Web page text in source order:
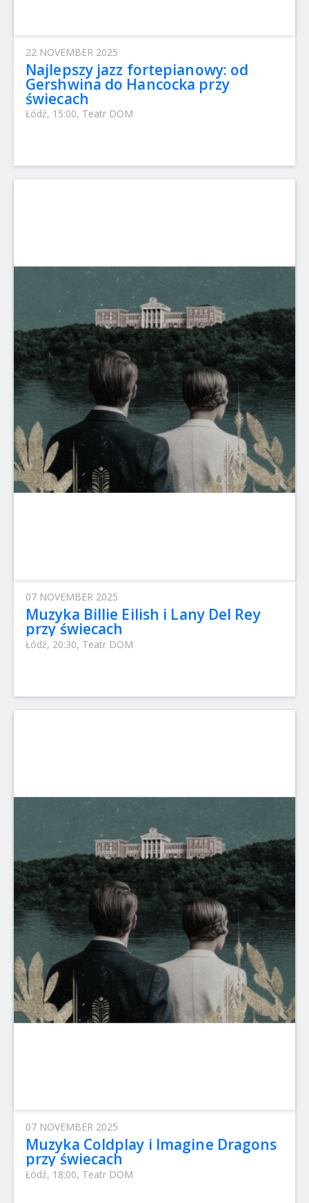
22 NOVEMBER 2025
Najlepszy jazz fortepianowy: od
Gershwina do Hancocka przy
świecach
Łódź, 15:00, Teatr DOM
07 NOVEMBER 2025
Muzyka Billie Eilish i Lany Del Rey
przy świecach
Łódź, 20:30, Teatr DOM
07 NOVEMBER 2025
Muzyka Coldplay i Imagine Dragons
przy świecach
Łódź, 18:00, Teatr DOM